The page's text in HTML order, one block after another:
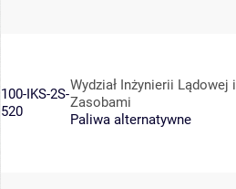
100-IKS-2S-
520
Wydział Inżynierii Lądowej
Zasobami
Paliwa alternatywne